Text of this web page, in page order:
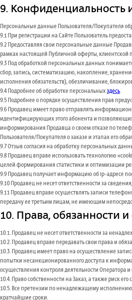
9.
Персональные данные Пользователя/Покупателя
9.1 При регистрации на Сайте Пользователь
9.2 Предоставляя свои персональные данные
рамках настоящей Публичной оферты, клиентской
9.3 Под обработкой персональных данных
сбор, запись, систематизацию, накопление,
исполнения обязательств), обезличивание,
9.4 Подробнее об обработке персональныхздесь.
9.5 Подробнее о порядке осуществления прав
9.6 Продавец имеет право отправлять
идентифицирующих этого абонента и позволяющих
информирования Продавца о своем отказе по
Пользователя/Покупателя о заказе и этапах его
9.7 Отзыв согласия на обработку персональных
9.8 Продавец вправе использовать технологию
целей формирования статистики и оптимизации
9.9 Продавец получает информацию об ip-адресе
9.10 Продавец не несет ответственности за
9.11 Продавец вправе осуществлять записи
передачу ее третьим лицам, не имеющим
10. Права, обязанности и
10.1. Продавец не несет ответственности за
10.2. Продавец вправе передавать свои права и
10.3. Продавец имеет право на осуществление
попытки несанкционированного доступа к
осуществления контроля деятельности Оператора
10.4. Право собственности на Заказ, а также риск
10.5. Все претензии по ненадлежащему
кратчайшие сроки.